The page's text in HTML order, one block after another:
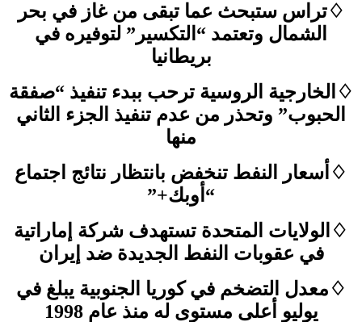
♢تراس ستبحث عما تبقى من غاز في بحر
الشمال وتعتمد “التكسير” لتوفيره في
بريطانيا
♢الخارجية الروسية ترحب ببدء تنفيذ “صفقة
الحبوب” وتحذر من عدم تنفيذ الجزء الثاني
منها
♢أسعار النفط تنخفض بانتظار نتائج اجتماع
“أوبك+”
♢الولايات المتحدة تستهدف شركة إماراتية
في عقوبات النفط الجديدة ضد إيران
♢معدل التضخم في كوريا الجنوبية يبلغ في
يوليو أعلى مستوى له منذ عام 1998